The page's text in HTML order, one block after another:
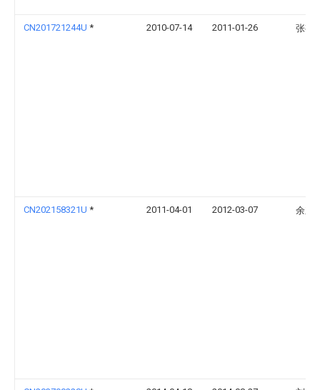
CN201721244U * 2010-07-14 2011-01-26 张有
CN202158321U * 2011-04-01 2012-03-07 余东